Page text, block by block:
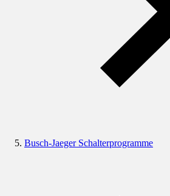
Busch-Jaeger Schalterprogramme